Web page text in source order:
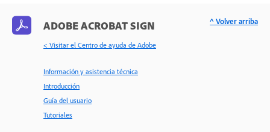
ADOBE ACROBAT SIGN
< Visitar el Centro de ayuda de Adobe
Información y asistencia técnica
Introducción
Guía del usuario
Tutoriales
^ Volver arriba